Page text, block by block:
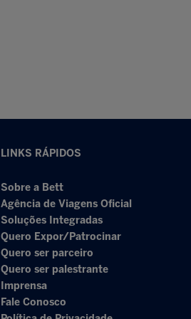
LINKS RÁPIDOS
Sobre a Bett
Agência de Viagens Oficial
Soluções Integradas
Quero Expor/Patrocinar
Quero ser parceiro
Quero ser palestrante
Imprensa
Fale Conosco